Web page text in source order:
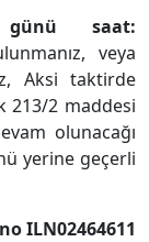
günü saat:
veya
Aksi taktirde
213/2 maddesi
olunacağı
yerine geçerli
ILN02464611